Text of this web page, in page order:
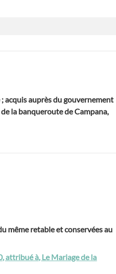
acquis auprès du gouvernement
la banqueroute de Campana,
même retable et conservées au
attribué à, Le Mariage de la